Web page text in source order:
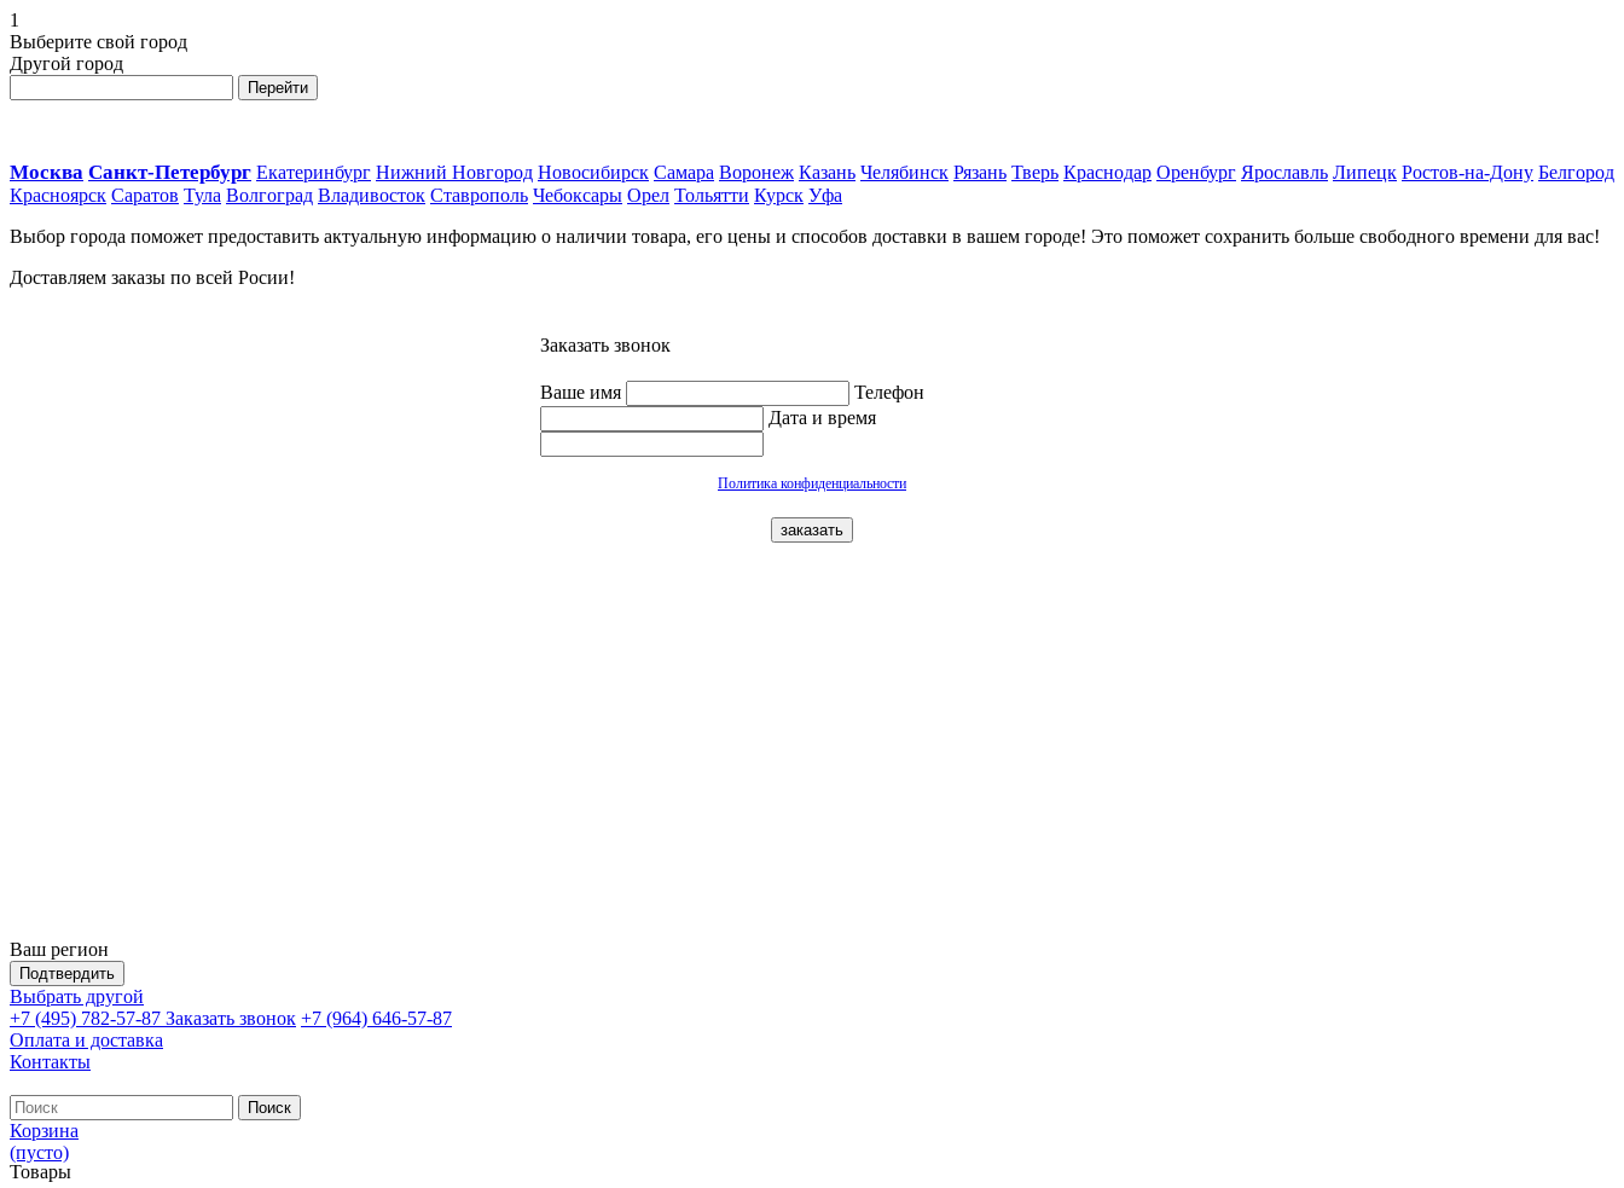
1
Выберите свой город
Другой город
Перейти
Москва Санкт-Петербург Екатеринбург Нижний Новгород Новосибирск Самара Воронеж Казань Челябинск Рязань Тверь Краснодар Оренбург Ярославль Липецк Ростов-на-Дону Белгород
Красноярск Саратов Тула Волгоград Владивосток Ставрополь Чебоксары Орел Тольятти Курск Уфа
Выбор города поможет предоставить актуальную информацию о наличии товара, его цены и способов доставки в вашем городе! Это поможет сохранить больше свободного времени для вас!
Доставляем заказы по всей Росии!
Заказать звонок
Ваше имя
Телефон
Дата и время
Политика конфиденциальности
заказать
Ваш регион
Подтвердить
Выбрать другой
+7 (495) 782-57-87 Заказать звонок +7 (964) 646-57-87
Оплата и доставка
Контакты
Поиск
Корзина
(пусто)
Товары